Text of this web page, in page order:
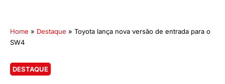
Home » Destaque » Toyota lança nova versão de entrada para o
SW4
DESTAQUE